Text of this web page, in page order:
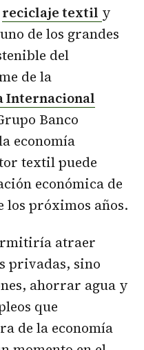
reciclaje textil y
de los grandes
del
de la
Internacional
Banco
economía
textil puede
económica de
los próximos años.
atraer
privadas, sino
ahorrar agua y
que
de la economía